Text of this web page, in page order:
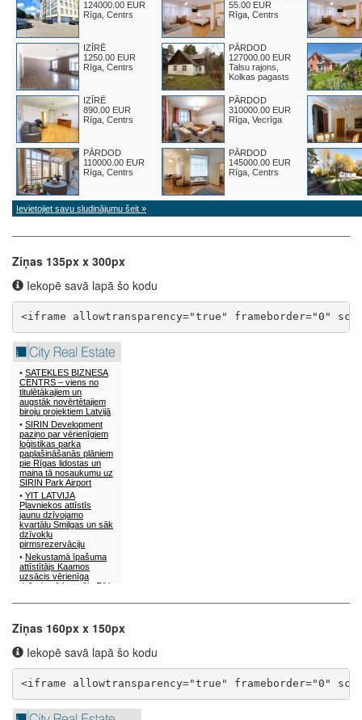
Ziņas 135px x 300px
Iekopē savā lapā šo kodu
<iframe allowtransparency="true" frameborder="0"
Ziņas 160px x 150px
Iekopē savā lapā šo kodu
<iframe allowtransparency="true" frameborder="0"